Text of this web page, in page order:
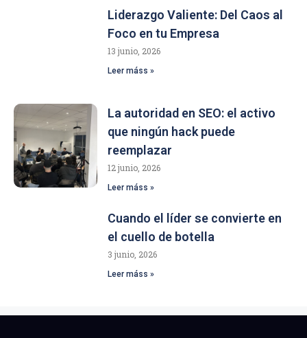
Liderazgo Valiente: Del Caos al
Foco en tu Empresa
13 junio, 2026
Leer máss »
La autoridad en SEO: el activo
que ningún hack puede
reemplazar
12 junio, 2026
Leer máss »
Cuando el líder se convierte en
el cuello de botella
3 junio, 2026
Leer máss »